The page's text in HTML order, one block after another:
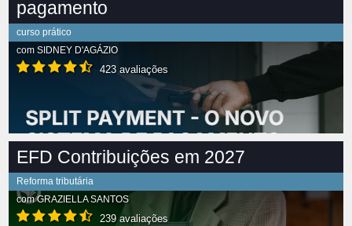
pagamento
curso prático
com SIDNEY D'AGÁZIO
423 avaliações
EFD Contribuições em 2027
Reforma tributária
comGRAZIELLA SANTOS
239 avaliações